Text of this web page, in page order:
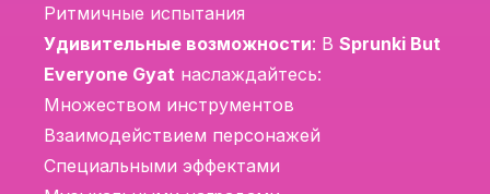
Ритмичные испытания
Удивительные возможности: В Sprunki But
Everyone Gyat наслаждайтесь:
Множеством инструментов
Взаимодействием персонажей
Специальными эффектами